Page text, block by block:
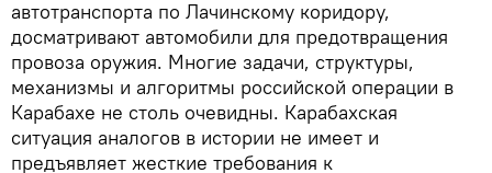
автотранспорта по Лачинскому коридору,
досматривают автомобили для предотвращения
провоза оружия. Многие задачи, структуры,
механизмы и алгоритмы российской операции в
Карабахе не столь очевидны. Карабахская
ситуация аналогов в истории не имеет и
предъявляет жесткие требования к